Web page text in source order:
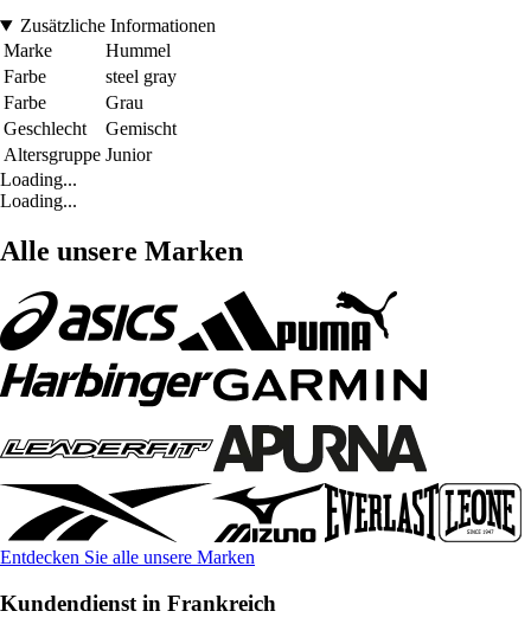
Zusätzliche Informationen
Marke
Hummel
Farbe
steel gray
Farbe
Grau
Geschlecht
Gemischt
Altersgruppe Junior
Loading...
Loading...
Alle unsere Marken
Entdecken Sie alle unsere Marken
Kundendienst in Frankreich